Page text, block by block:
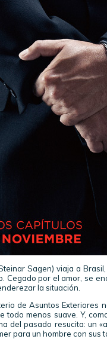
Sagen) viaja a
Cegado por el amor, se
la situación.
de Asuntos Exteriores
todo menos suave. Y,
del pasado resucita: un
para un hombre con sus